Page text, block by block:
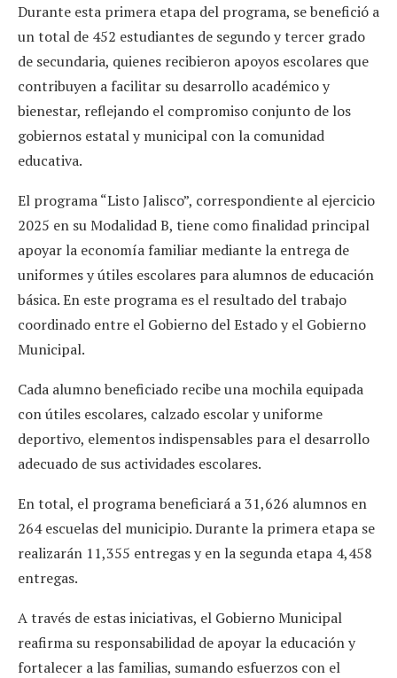
Durante esta primera etapa del programa, se benefició a
un total de 452 estudiantes de segundo y tercer grado
de secundaria, quienes recibieron apoyos escolares que
contribuyen a facilitar su desarrollo académico y
bienestar, reflejando el compromiso conjunto de los
gobiernos estatal y municipal con la comunidad
educativa.
El programa “Listo Jalisco”, correspondiente al ejercicio
2025 en su Modalidad B, tiene como finalidad principal
apoyar la economía familiar mediante la entrega de
uniformes y útiles escolares para alumnos de educación
básica. En este programa es el resultado del trabajo
coordinado entre el Gobierno del Estado y el Gobierno
Municipal.
Cada alumno beneficiado recibe una mochila equipada
con útiles escolares, calzado escolar y uniforme
deportivo, elementos indispensables para el desarrollo
adecuado de sus actividades escolares.
En total, el programa beneficiará a 31,626 alumnos en
264 escuelas del municipio. Durante la primera etapa se
realizarán 11,355 entregas y en la segunda etapa 4,458
entregas.
A través de estas iniciativas, el Gobierno Municipal
reafirma su responsabilidad de apoyar la educación y
fortalecer a las familias, sumando esfuerzos con el